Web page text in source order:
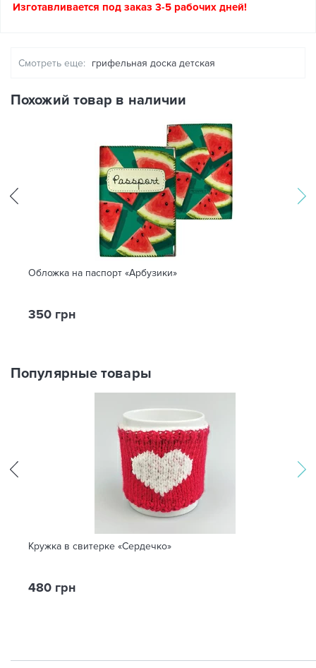
Изготавливается под заказ 3-5 рабочих дней!
Смотреть еще: грифельная доска детская
Похожий товар в наличии
Обложка на паспорт «Арбузики»
350 грн
Популярные товары
Кружка в свитерке «Сердечко»
480 грн